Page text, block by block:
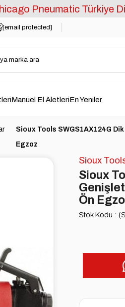
Pneumatic Türkiye
[email protected]
Manuel El AletleriEn Yeniler
Sioux Tools SWGS1AX124G
Egzoz
Sioux
Sioux
Ön
Stok Kodu